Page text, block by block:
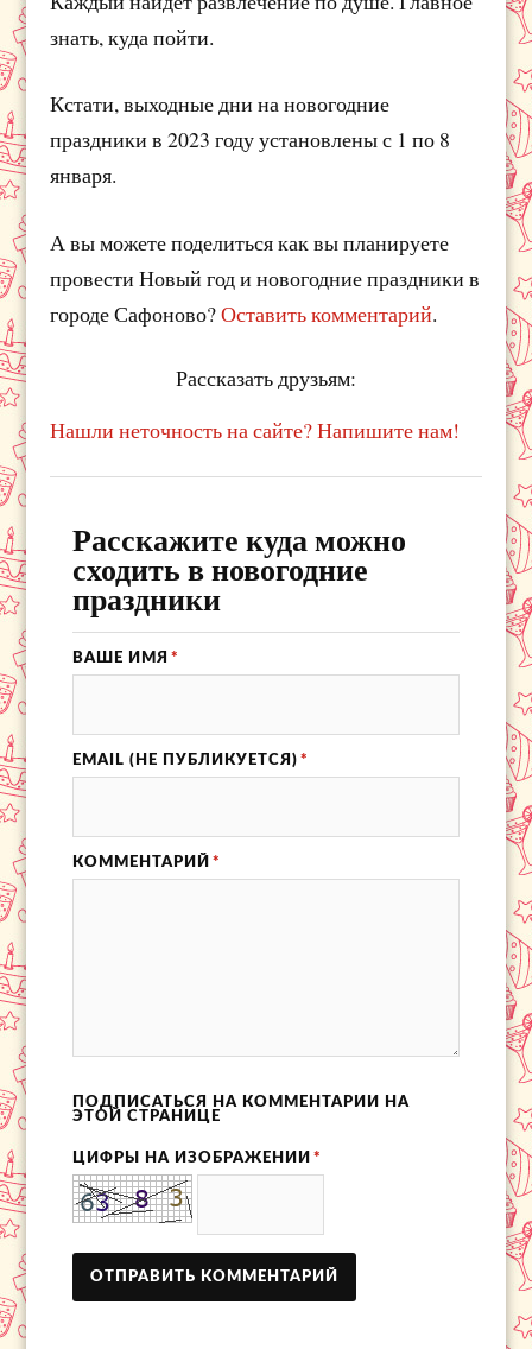
знать, куда пойти.
Кстати, выходные дни на новогодние
праздники в 2023 году установлены с 1 по 8
января.
А вы можете поделиться как вы планируете
провести Новый год и новогодние праздники в
городе Сафоново?Оставить комментарий.
Рассказать друзьям:
Нашли неточность на сайте? Напишите нам!
Расскажите куда можно
сходить в новогодние
праздники
ВАШЕ ИМЯ *
EMAIL (НЕ ПУБЛИКУЕТСЯ) *
КОММЕНТАРИЙ *
ПОДПИСАТЬСЯ НА КОММЕНТАРИИ НА
ЭТОЙ СТРАНИЦЕ
ЦИФРЫ НА ИЗОБРАЖЕНИИ *